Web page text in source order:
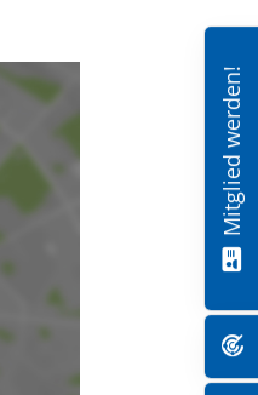
Mitglied werden!